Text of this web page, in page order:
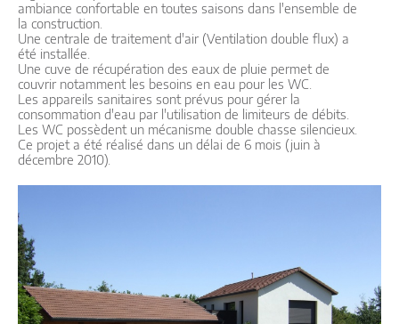
ambiance confortable en toutes saisons dans l'ensemble de
la construction.
Une centrale de traitement d'air (Ventilation double flux) a
été installée.
Une cuve de récupération des eaux de pluie permet de
couvrir notamment les besoins en eau pour les WC.
Les appareils sanitaires sont prévus pour gérer la
consommation d'eau par l'utilisation de limiteurs de débits.
Les WC possèdent un mécanisme double chasse silencieux.
Ce projet a été réalisé dans un délai de 6 mois (juin à
décembre 2010).